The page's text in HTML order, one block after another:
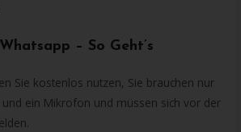
– So Geht’s
Sie kostenlos nutzen, Sie brauchen nur
und ein Mikrofon und müssen sich vor der